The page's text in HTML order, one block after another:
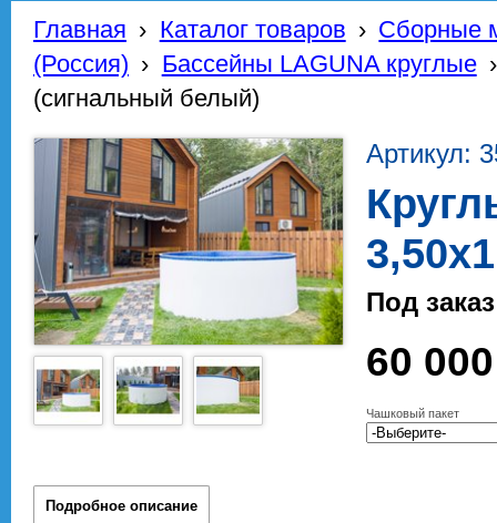
Главная › Каталог товаров › Сборные
(Россия) › Бассейны LAGUNA круглые ›
(сигнальный белый)
Артикул:
Под заказ
60 000
Чашковый пакет
Подробное описание